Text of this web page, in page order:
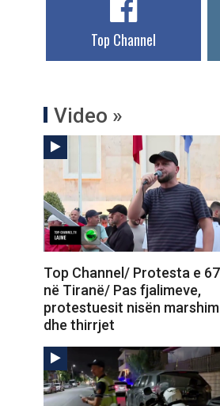
Top Channel
Video »
Top Channel/ Protesta e
në Tiranë/ Pas fjalimeve,
protestuesit nisën
dhe thirrjet